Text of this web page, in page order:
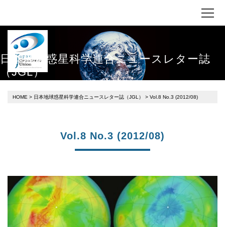
日本地球惑星科学連合ニュースレター誌
（JGL）
HOME > 日本地球惑星科学連合ニュースレター誌（JGL） > Vol.8 No.3 (2012/08)
Vol.8 No.3 (2012/08)